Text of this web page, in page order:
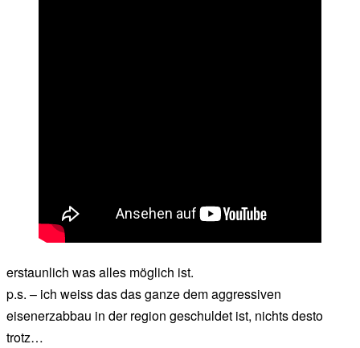
erstaunlich was alles möglich ist.
p.s. – ich weiss das das ganze dem aggressiven
eisenerzabbau in der region geschuldet ist, nichts desto
trotz…